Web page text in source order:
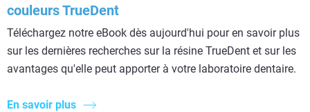
couleurs TrueDent
Téléchargez notre eBook dès aujourd'hui pour en savoir plus
sur les dernières recherches sur la résine TrueDent et sur les
avantages qu'elle peut apporter à votre laboratoire dentaire.
En savoir plus